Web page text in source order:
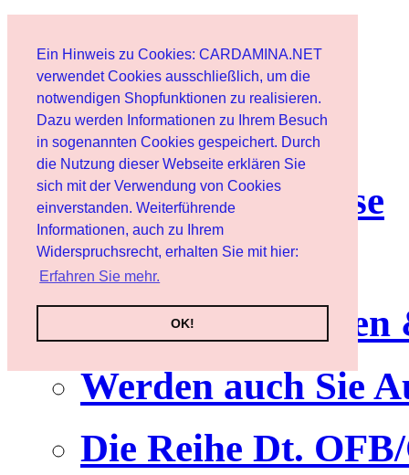
Ein Hinweis zu Cookies: CARDAMINA.NET
verwendet Cookies ausschließlich, um die
notwendigen Shopfunktionen zu realisieren.
Dazu werden Informationen zu Ihrem Besuch
in sogenannten Cookies gespeichert. Durch
die Nutzung dieser Webseite erklären Sie
sich mit der Verwendung von Cookies
einverstanden. Weiterführende
Informationen, auch zu Ihrem
Widerspruchsrecht, erhalten Sie mit hier:
Erfahren Sie mehr.
OK!
User
Newsletter
Nutzungshinweise
Service
Werden auch Sie
Die Reihe Dt.